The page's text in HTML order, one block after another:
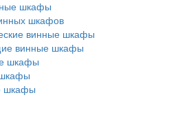
шкафы
шкафов
винные шкафы
винные шкафы
шкафы
шкафы